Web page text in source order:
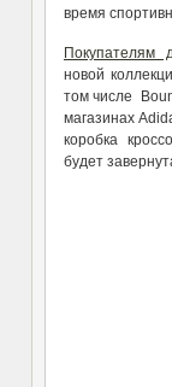
время
Покупателям
новой
том числе
магазинах
коробка
будет